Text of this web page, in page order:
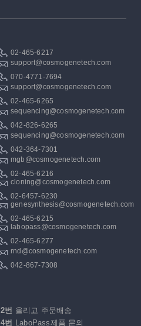
02-465-6217
support@cosmogenetech.com
070-4771-7694
support@cosmogenetech.com
02-465-6265
sequencing@cosmogenetech.com
042-826-6265
sequencing@cosmogenetech.com
042-364-7301
mgb@cosmogenetech.com
02-465-6216
cloning@cosmogenetech.com
02-6457-6230
genesynthesis@cosmogenetech.com
02-465-6215
labopass@cosmogenetech.com
02-465-6277
rnd@cosmogenetech.com
042-867-7308
2번 올리고 주문배송
4번 LaboPass제품 문의